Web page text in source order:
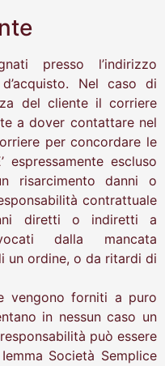
presso l’indirizzo
Nel caso di
del cliente il corriere
a dover contattare nel
per concordare le
espressamente escluso
risarcimento danni o
contrattuale
diretti o indiretti a
dalla mancata
un ordine, o da ritardi di
vengono forniti a puro
in nessun caso un
può essere
Società Semplice